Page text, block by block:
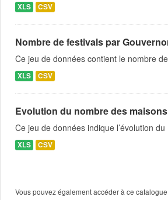
XLS CSV
Nombre de festivals par
Ce jeu de données contient le nombre
XLS CSV
Evolution du nombre des
Ce jeu de données indique l’évolution
XLS CSV
Vous pouvez également accéder à ce